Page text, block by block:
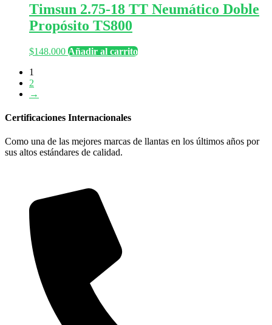
Timsun 2.75-18 TT Neumático Doble
Propósito TS800
$148.000 Añadir al carrito
1
2
→
Certificaciones Internacionales
Como una de las mejores marcas de llantas en los últimos años por
sus altos estándares de calidad.